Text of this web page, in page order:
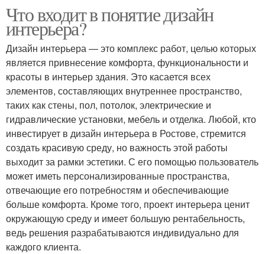
Что входит в понятие дизайн
интерьера?
Дизайн интерьера — это комплекс работ, целью которых
является привнесение комфорта, функциональности и
красоты в интерьер здания. Это касается всех
элементов, составляющих внутреннее пространство,
таких как стены, пол, потолок, электрические и
гидравлические установки, мебель и отделка. Любой, кто
инвестирует в дизайн интерьера в Ростове, стремится
создать красивую среду, но важность этой работы
выходит за рамки эстетики. С его помощью пользователь
может иметь персонализированные пространства,
отвечающие его потребностям и обеспечивающие
больше комфорта. Кроме того, проект интерьера ценит
окружающую среду и имеет большую рентабельность,
ведь решения разрабатываются индивидуально для
каждого клиента.